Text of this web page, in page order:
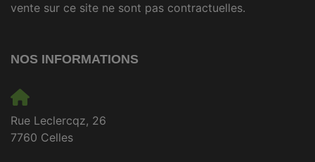
vente sur ce site ne sont pas contractuelles.
NOS INFORMATIONS
Rue Leclercqz, 26
7760 Celles